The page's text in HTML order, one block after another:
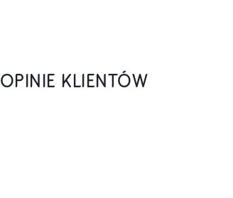
OPINIE KLIENTÓW